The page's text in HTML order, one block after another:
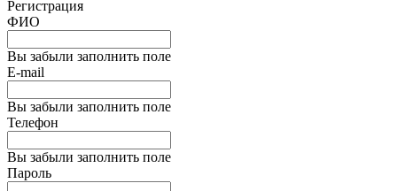
Регистрация
ФИО
Вы забыли заполнить поле
E-mail
Вы забыли заполнить поле
Телефон
Вы забыли заполнить поле
Пароль